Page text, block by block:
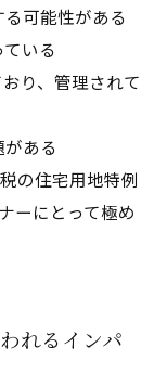
可能性がある
いる
り、管理されて
ある
の住宅用地特例
ーにとって極め
れるインパ